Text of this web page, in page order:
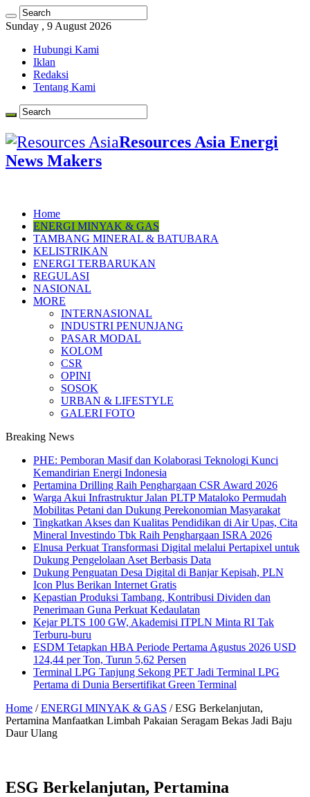
Sunday , 9 August 2026
Hubungi Kami
Iklan
Redaksi
Tentang Kami
Resources Asia Energi
News Makers
Home
ENERGI MINYAK & GAS
TAMBANG MINERAL & BATUBARA
KELISTRIKAN
ENERGI TERBARUKAN
REGULASI
NASIONAL
MORE
INTERNASIONAL
INDUSTRI PENUNJANG
PASAR MODAL
KOLOM
CSR
OPINI
SOSOK
URBAN & LIFESTYLE
GALERI FOTO
Breaking News
PHE: Pemboran Masif dan Kolaborasi Teknologi Kunci
Kemandirian Energi Indonesia
Pertamina Drilling Raih Penghargaan CSR Award 2026
Warga Akui Infrastruktur Jalan PLTP Mataloko Permudah
Mobilitas Petani dan Dukung Perekonomian Masyarakat
Tingkatkan Akses dan Kualitas Pendidikan di Air Upas, Cita
Mineral Investindo Tbk Raih Penghargaan ISRA 2026
Elnusa Perkuat Transformasi Digital melalui Pertapixel untuk
Dukung Pengelolaan Aset Berbasis Data
Dukung Penguatan Desa Digital di Banjar Kepisah, PLN
Icon Plus Berikan Internet Gratis
Kepastian Produksi Tambang, Kontribusi Dividen dan
Penerimaan Guna Perkuat Kedaulatan
Kejar PLTS 100 GW, Akademisi ITPLN Minta RI Tak
Terburu-buru
ESDM Tetapkan HBA Periode Pertama Agustus 2026 USD
124,44 per Ton, Turun 5,62 Persen
Terminal LPG Tanjung Sekong PET Jadi Terminal LPG
Pertama di Dunia Bersertifikat Green Terminal
Home / ENERGI MINYAK & GAS / ESG Berkelanjutan,
Pertamina Manfaatkan Limbah Pakaian Seragam Bekas Jadi Baju
Daur Ulang
ESG Berkelanjutan, Pertamina